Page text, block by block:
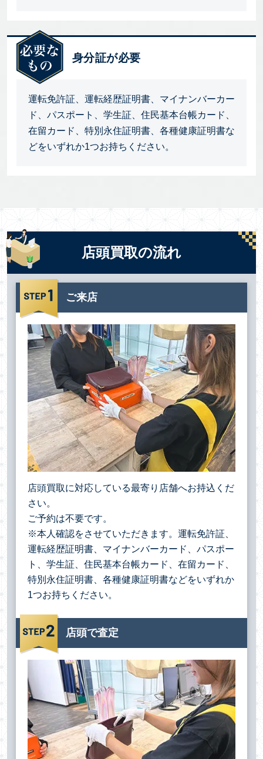
身分証が必要
運転免許証、運転経歴証明書、マイナンバーカー
ド、パスポート、学生証、住民基本台帳カード、
在留カード、特別永住証明書、各種健康証明書な
どをいずれか1つお持ちください。
店頭買取の流れ
ご来店
店頭買取に対応している最寄り店舗へお持込くだ
さい。
ご予約は不要です。
※本人確認をさせていただきます。運転免許証、
運転経歴証明書、マイナンバーカード、パスポー
ト、学生証、住民基本台帳カード、在留カード、
特別永住証明書、各種健康証明書などをいずれか
1つお持ちください。
店頭で査定